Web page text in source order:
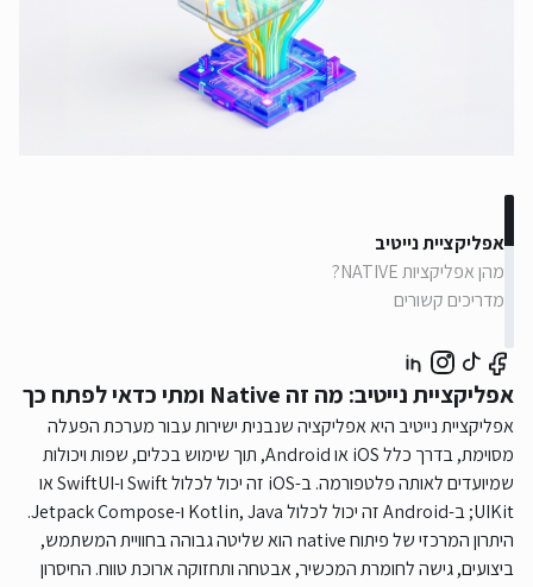
אפליקציית נייטיב
מהן אפליקציות NATIVE?
מדריכים קשורים
אפליקציית נייטיב: מה זה Native ומתי כדאי לפתח כך
אפליקציית נייטיב היא אפליקציה שנבנית ישירות עבור מערכת הפעלה
מסוימת, בדרך כלל iOS או Android, תוך שימוש בכלים, שפות ויכולות
שמיועדים לאותה פלטפורמה. ב-iOS זה יכול לכלול Swift ו-SwiftUI או
UIKit; ב-Android זה יכול לכלול Kotlin, Java ו-Jetpack Compose.
היתרון המרכזי של פיתוח native הוא שליטה גבוהה בחוויית המשתמש,
ביצועים, גישה לחומרת המכשיר, אבטחה ותחזוקה ארוכת טווח. החיסרון